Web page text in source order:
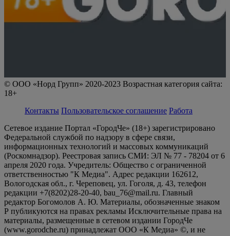
© ООО «Норд Групп» 2020-2023 Возрастная категория сайта:
18+
Контакты Пользовательское соглашение Работа
Сетевое издание Портал «ГородЧе» (18+) зарегистрировано
Федеральной службой по надзору в сфере связи,
информационных технологий и массовых коммуникаций
(Роскомнадзор). Реестровая запись СМИ: ЭЛ № 77 - 78204 от 6
апреля 2020 года. Учредитель: Общество с ограниченной
ответственностью "К Медиа". Адрес редакции 162612,
Вологодская обл., г. Череповец, ул. Гоголя, д. 43, телефон
редакции +7(8202)28-20-40, bau_76@mail.ru. Главный
редактор Богомолов А. Ю. Материалы, обозначенные знаком
Р публикуются на правах рекламы Исключительные права на
материалы, размещенные в сетевом издании ГородЧе
(www.gorodche.ru) принадлежат ООО «К Медиа» ©, и не